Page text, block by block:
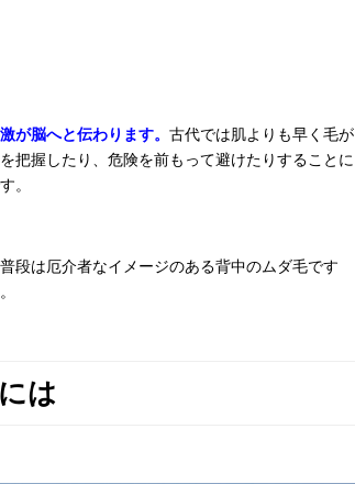
が脳へと伝わります。 古代では肌よりも早く毛が
把握したり、危険を前もって避けたりすることに
。
段は厄介者なイメージのある背中のムダ毛です
は